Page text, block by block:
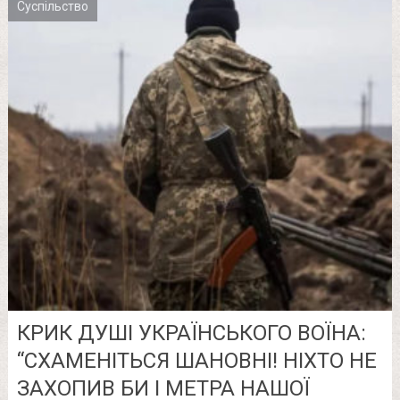
Суспільство
КРИК ДУШІ УКРАЇНСЬКОГО ВОЇНА:
“СХАМЕНІТЬСЯ ШАНОВНІ! НІХТО НЕ
ЗАХОПИВ БИ І МЕТРА НАШОЇ